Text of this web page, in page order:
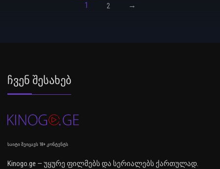
1 2 →
Ჩვენ Შესახებ
საიტი შეიცავს 18+ კონტენტს
Kinogo.ge — უყურე ფილმებს და სერიალებს ქართულად.